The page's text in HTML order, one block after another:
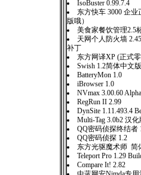
IsoBuster 0.99.7.4
东方快车 3000 企
版哦）
美食家餐饮管理2.5
天网个人防火墙
补丁
东方网译XP (正式
Swish 1.2简体中文版
BatteryMon 1.0
iBrowser 1.0
NVmax 3.00.60 Alpha
RegRun II 2.99
DynSite 1.11.493.4
Multi-Tag 3.0b2 汉化
QQ密码侦探终结者
QQ密码侦探 1.2
东方光驱魔术师 简
Teleport Pro 1.29
Compare It! 2.82